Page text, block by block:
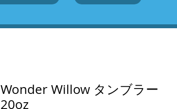
Wonder Willow タンブラー
20oz